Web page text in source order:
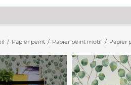
Papier peint Papier peint motif Papier